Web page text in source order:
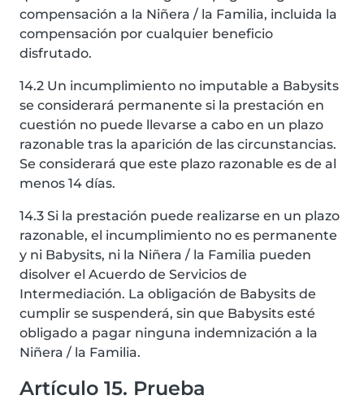
compensación a la Niñera / la Familia, incluida la
compensación por cualquier beneficio
disfrutado.
14.2 Un incumplimiento no imputable a Babysits
se considerará permanente si la prestación en
cuestión no puede llevarse a cabo en un plazo
razonable tras la aparición de las circunstancias.
Se considerará que este plazo razonable es de al
menos 14 días.
14.3 Si la prestación puede realizarse en un plazo
razonable, el incumplimiento no es permanente
y ni Babysits, ni la Niñera / la Familia pueden
disolver el Acuerdo de Servicios de
Intermediación. La obligación de Babysits de
cumplir se suspenderá, sin que Babysits esté
obligado a pagar ninguna indemnización a la
Niñera / la Familia.
Artículo 15. Prueba